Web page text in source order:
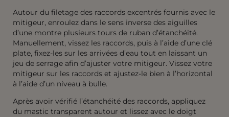
Autour du filetage des raccords excentrés fournis avec le
mitigeur, enroulez dans le sens inverse des aiguilles
d’une montre plusieurs tours de ruban d’étanchéité.
Manuellement, vissez les raccords, puis à l’aide d’une clé
plate, fixez-les sur les arrivées d’eau tout en laissant un
jeu de serrage afin d’ajuster votre mitigeur. Vissez votre
mitigeur sur les raccords et ajustez-le bien à l’horizontal
à l’aide d’un niveau à bulle.
Après avoir vérifié l’étanchéité des raccords, appliquez
du mastic transparent autour et lissez avec le doigt